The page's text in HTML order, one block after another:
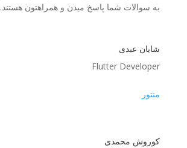
به سوالات شما پاسخ میدن و همراهتون هستند.
شایان عبدی
Flutter Developer
منتور
کوروش محمدی